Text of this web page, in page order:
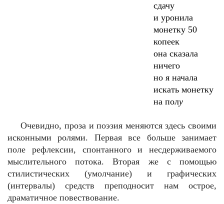
сдачу
и уронила
монетку 50
копеек
она сказала
ничего
но я начала
искать монетку
на полу
Очевидно, проза и поэзия меняются здесь своими
исконными ролями. Первая все больше занимает
поле рефлексии, спонтанного и несдерживаемого
мыслительного потока. Вторая же с помощью
стилистических (умолчание) и графических
(интервалы) средств преподносит нам острое,
драматичное повествование.